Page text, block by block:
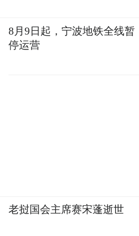
8月9日起，宁波地铁全线暂
停运营
老挝国会主席赛宋蓬逝世